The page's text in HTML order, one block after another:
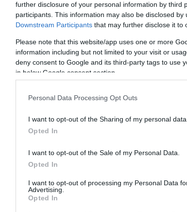
further disclosure of your personal information by third
participants. This information may also be disclosed
Downstream Participants that may further disclose it to
Please note that this website/app uses one or more
information including but not limited to your visit or
deny consent to Google and its third-party tags to use
in below Google consent section.
Personal Data Processing Opt Outs
I want to opt-out of the Sharing of my personal data.
Opted In
I want to opt-out of the Sale of my Personal Data.
Opted In
I want to opt-out of processing my Personal Data
Advertising.
Opted In